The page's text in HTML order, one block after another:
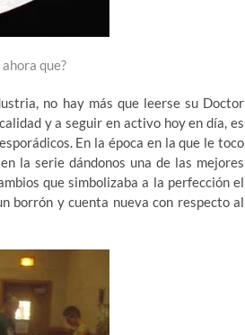
que?
no hay más que leerse su Doctor
y a seguir en activo hoy en día, es
En la época en la que le toco
la serie dándonos una de las mejores
que simbolizaba a la perfección el
borrón y cuenta nueva con respecto al